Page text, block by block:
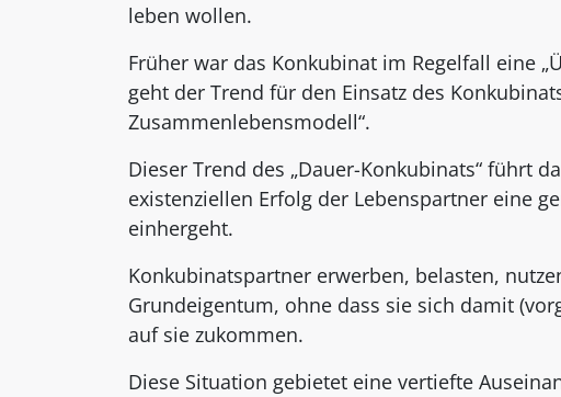
leben wollen.
Früher war das Konkubinat im Regelfall eine
geht der Trend für den Einsatz des
Zusammenlebensmodell“.
Dieser Trend des „Dauer-Konkubinats“ führt
existenziellen Erfolg der Lebenspartner eine
einhergeht.
Konkubinatspartner erwerben, belasten,
Grundeigentum, ohne dass sie sich damit
auf sie zukommen.
Diese Situation gebietet eine vertiefte